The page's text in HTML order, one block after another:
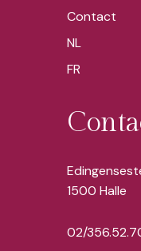
Contact
NL
FR
1500 Halle
02/